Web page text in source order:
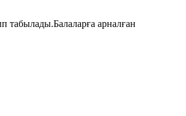
табылады.Балаларға арналған